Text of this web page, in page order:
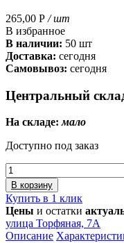
265,00 Р / шт
В избранное
В наличии: 50 шт
Доставка: сегодня
Самовывоз: сегодня
Центральный
На складе:мало
Доступно под заказ
В корзину
Купить в 1 клик
Цены и остатки
улица Торфяная, 7А
Описание